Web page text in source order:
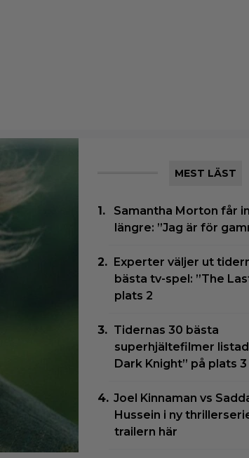
MEST LÄST
Samantha Morton får
längre: ”Jag är för
Experter väljer ut
bästa tv-spel: ”The
plats 2
Tidernas 30 bästa
superhjältefilmer
Dark Knight” på plats 3
Joel Kinnaman vs
Hussein i ny
trailern här